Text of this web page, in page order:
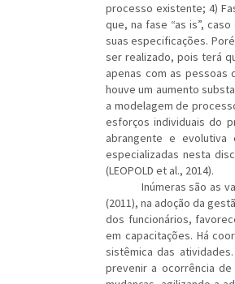
processo existente; 4)
que, na fase “as is”,
suas especificações.
ser realizado, pois terá
apenas com as pessoas
houve um aumento
a modelagem de
esforços individuais do
abrangente e evolutiva
especializadas nesta
(LEOPOLD et al., 2014).
Inúmeras são as
(2011), na adoção da
dos funcionários,
em capacitações. Há
sistêmica das
prevenir a ocorrência